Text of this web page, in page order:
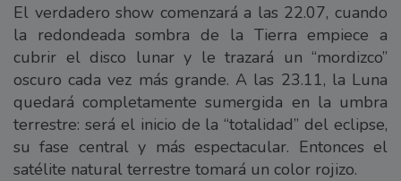
El verdadero show comenzará a las 22.07, cuando
la redondeada sombra de la Tierra empiece a
cubrir el disco lunar y le trazará un “mordizco”
oscuro cada vez más grande. A las 23.11, la Luna
quedará completamente sumergida en la umbra
terrestre: será el inicio de la “totalidad” del eclipse,
su fase central y más espectacular. Entonces el
satélite natural terrestre tomará un color rojizo.